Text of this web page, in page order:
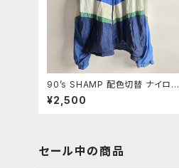
90’s SHAMP 配色切替 ナイロン
ジャケット ライトアウター ビッグサ
イズXXL ブルー m1003-7
¥2,500
セール中の商品